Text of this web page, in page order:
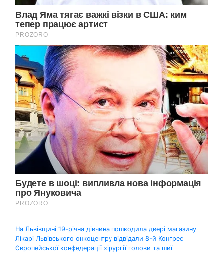
Навігація
записів
На Львівщині 19-річна дівчина пошкодила двері магазину
Лікарі Львівського онкоцентру відвідали 8-й Конгрес
Європейської конфедерації хірургії голови та шиї